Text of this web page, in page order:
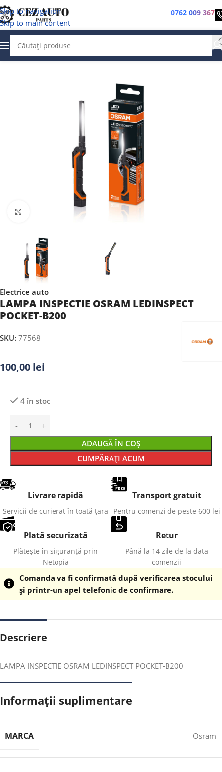
Skip to navigation
Skip to main content
0762 009 367
Faceți clic pentru a mări
Electrice auto
LAMPA INSPECTIE OSRAM LEDINSPECT
POCKET-B200
SKU: 77568
100,00 lei
4 în stoc
ADAUGĂ ÎN COȘ
CUMPĂRAȚI ACUM
Livrare rapidă
Servicii de curierat în toată țara
Transport gratuit
Pentru comenzi de peste 600 lei
Plată securizată
Plătește în siguranță prin
Netopia
Retur
Până la 14 zile de la data
comenzii
Comanda va fi confirmată după verificarea stocului
și printr-un apel telefonic de confirmare.
Descriere
LAMPA INSPECTIE OSRAM LEDINSPECT POCKET-B200
Informații suplimentare
MARCA Osram